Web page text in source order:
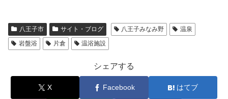
八王子市 サイト・ブログ 八王子みなみ野
温泉
岩盤浴
片倉 温浴施設
シェアする
X Facebook はてブ